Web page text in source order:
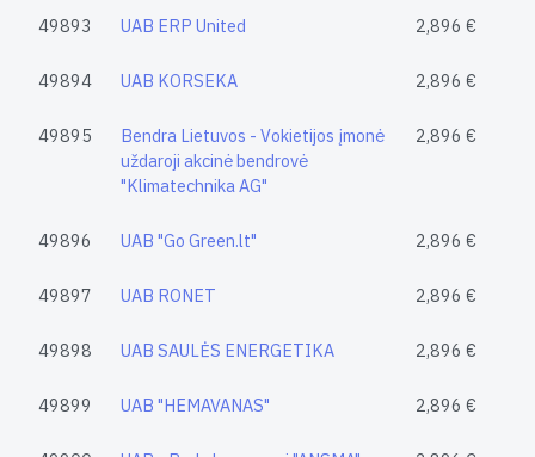
49893 UAB ERP United 2,896 €
49894 UAB KORSEKA 2,896 €
49895
Bendra Lietuvos - Vokietijos įmonė
uždaroji akcinė bendrovė
"Klimatechnika AG"
2,896 €
49896 UAB "Go Green.lt" 2,896 €
49897 UAB RONET 2,896 €
49898 UAB SAULĖS ENERGETIKA 2,896 €
49899 UAB "HEMAVANAS" 2,896 €